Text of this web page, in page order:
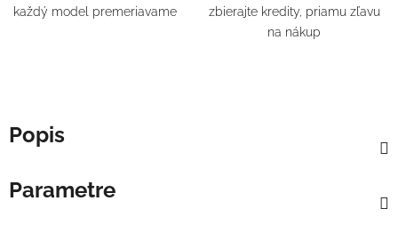
každý model premeriavame
zbierajte kredity, priamu zľavu
na nákup
Popis
Parametre